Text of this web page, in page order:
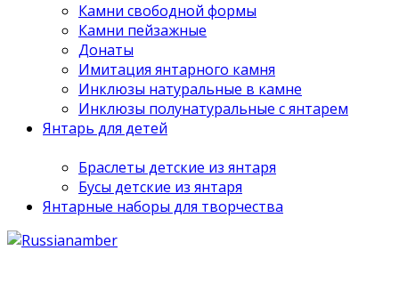
Камни свободной формы
Камни пейзажные
Донаты
Имитация янтарного камня
Инклюзы натуральные в камне
Инклюзы полунатуральные с янтарем
Янтарь для детей
Браслеты детские из янтаря
Бусы детские из янтаря
Янтарные наборы для творчества